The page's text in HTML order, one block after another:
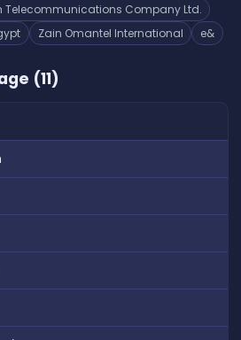
Telecommunications Company Ltd.
Zain Omantel International e&
(11)